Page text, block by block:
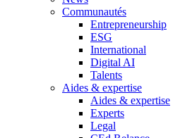
Communautés
Entrepreneurship
ESG
International
Digital AI
Talents
Aides & expertise
Aides & expertise
Experts
Legal